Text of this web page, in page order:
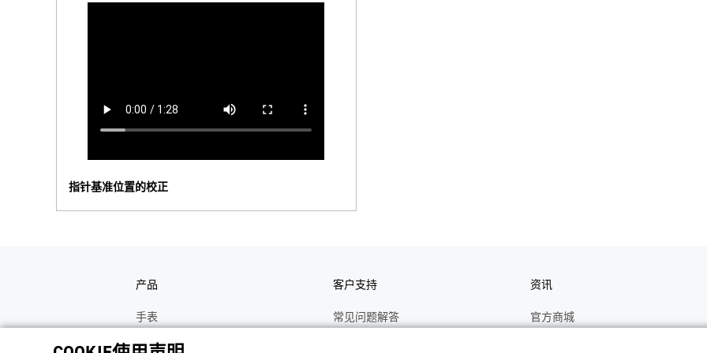
指针基准位置的校正
产品
手表
电子乐器
客户支持
常见问题解答
资讯
官方商城